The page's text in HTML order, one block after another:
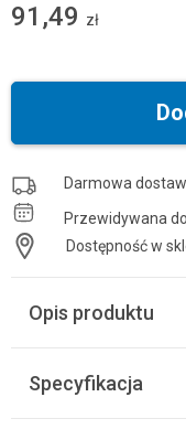
91,49 zł
Darmowa
Przewidywana
Dostępność w
Opis produktu
Specyfikacja